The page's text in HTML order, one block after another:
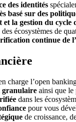
des identités
basé sur des
la gestion du cycle
des écosystèmes de
continue de
charge l’open
granulaire ainsi que le
dans les
pour vous
de croissance,